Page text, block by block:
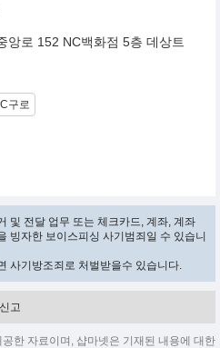
앙로 152 NC백화점 5층 데상트
구로
및 전달 업무 또는 체크카드, 계좌, 계좌
빙자한 보이스피싱 사기범죄일 수 있습니
사기방조죄로 처벌받을수 있습니다.
고
한 자료이며, 샵마넷은 기재된 내용에 대한